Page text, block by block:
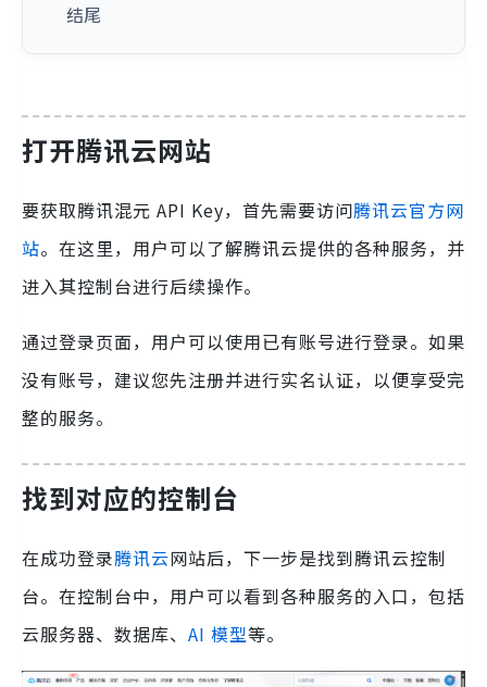
结尾
打开腾讯云网站
要获取腾讯混元 API Key，首先需要访问腾讯云官方网
站。在这里，用户可以了解腾讯云提供的各种服务，并
进入其控制台进行后续操作。
通过登录页面，用户可以使用已有账号进行登录。如果
没有账号，建议您先注册并进行实名认证，以便享受完
整的服务。
找到对应的控制台
在成功登录腾讯云网站后，下一步是找到腾讯云控制
台。在控制台中，用户可以看到各种服务的入口，包括
云服务器、数据库、 AI 模型等。